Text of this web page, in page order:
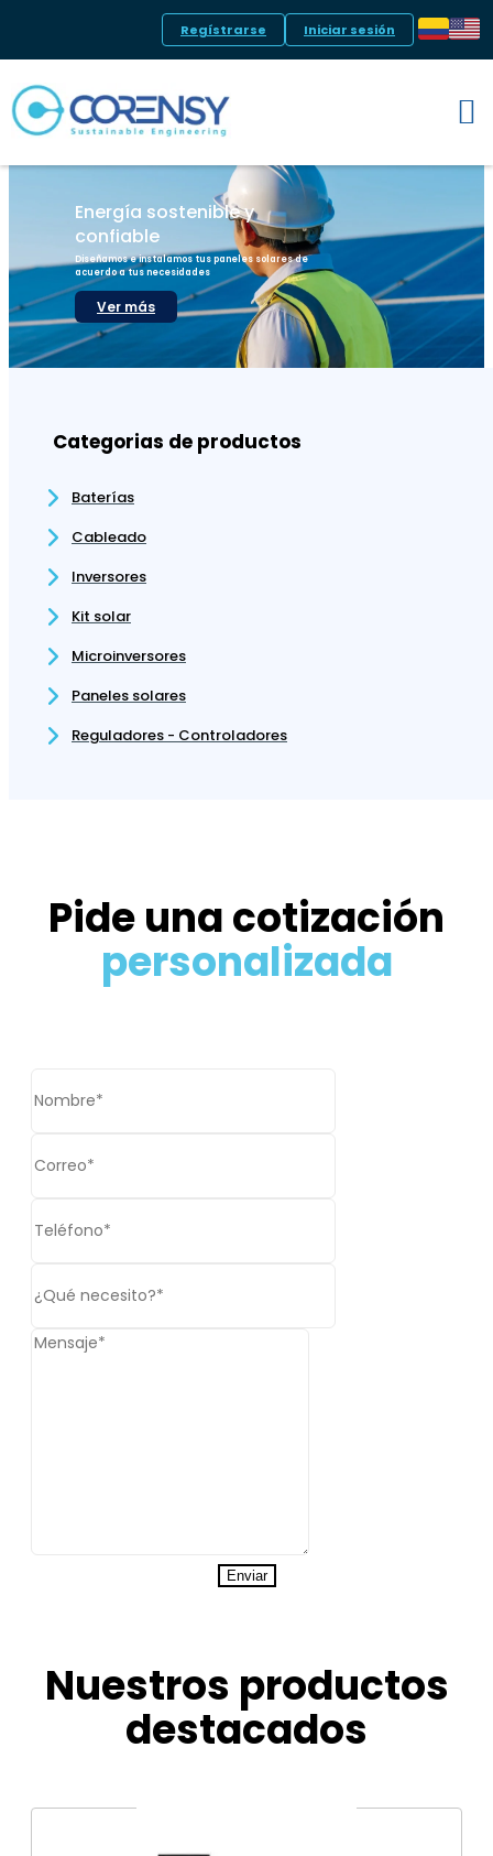
Regístrarse Iniciar sesión
Categorias de productos
Baterías
Cableado
Inversores
Kit solar
Microinversores
Paneles solares
Reguladores - Controladores
Energía sostenible y
confiable
Diseñamos e instalamos tus paneles solares de
acuerdo a tus necesidades
Ver más
Pide una cotización
personalizada
Enviar
Nuestros productos
destacados